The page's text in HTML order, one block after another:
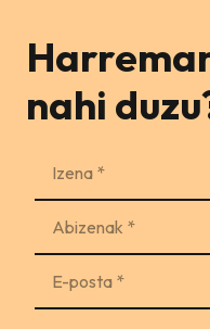
nahi